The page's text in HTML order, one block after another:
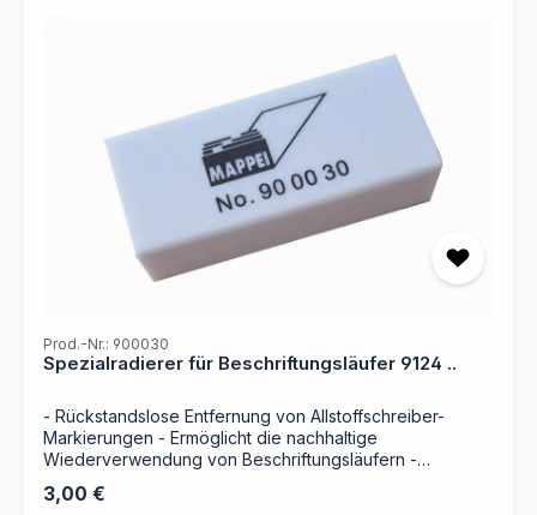
Prod.-Nr.: 900030
Spezialradierer für Beschriftungsläufer 9124 ..
- Rückstandslose Entfernung von Allstoffschreiber-
Markierungen - Ermöglicht die nachhaltige
Wiederverwendung von Beschriftungsläufern -
Kunststoffoberfläche - Handliches Format für eine
Regulärer Preis:
3,00 €